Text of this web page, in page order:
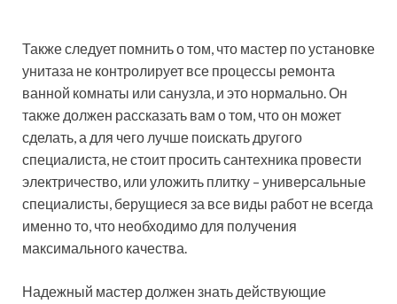
Также следует помнить о том, что мастер по установке
унитаза не контролирует все процессы ремонта
ванной комнаты или санузла, и это нормально. Он
также должен рассказать вам о том, что он может
сделать, а для чего лучше поискать другого
специалиста, не стоит просить сантехника провести
электричество, или уложить плитку – универсальные
специалисты, берущиеся за все виды работ не всегда
именно то, что необходимо для получения
максимального качества.
Надежный мастер должен знать действующие